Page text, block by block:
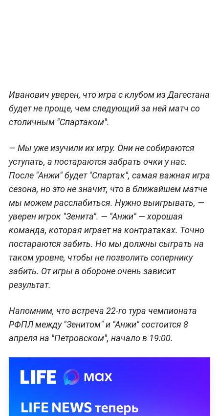
Иванович уверен, что игра с клубом из Дагестана
будет не проще, чем следующий за ней матч со
столичным "Спартаком".
— Мы уже изучили их игру. Они не собираются
уступать, а постараются забрать очки у нас.
После "Анжи" будет "Спартак", самая важная игра
сезона, но это не значит, что в ближайшем матче
мы можем расслабиться. Нужно выигрывать, —
уверен игрок "Зенита". — "Анжи" — хорошая
команда, которая играет на контратаках. Точно
постараются забить. Но мы должны сыграть на
таком уровне, чтобы не позволить сопернику
забить. От игры в обороне очень зависит
результат.
Напомним, что встреча 22-го тура чемпионата
РФПЛ между "Зенитом" и "Анжи" состоится 8
апреля на "Петровском", начало в 19:00.